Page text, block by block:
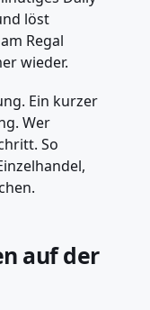
löst
Regal
wieder.
Ein kurzer
Wer
So
auf der